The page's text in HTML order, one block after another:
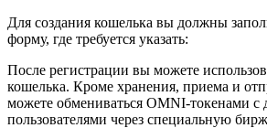
Для создания кошелька вы должны
форму, где требуется указать:
После регистрации вы можете
кошелька. Кроме хранения, приема и
можете обмениваться OMNI-токенами с
пользователями через специальную